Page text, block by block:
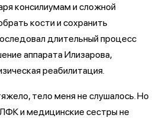
консилиумам и сложной
кости и сохранить
длительный процесс
аппарата Илизарова,
реабилитация.
тело меня не слушалось. Но
и медицинские сестры не